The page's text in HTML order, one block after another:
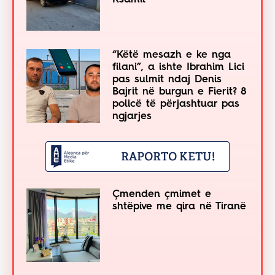
“Këtë mesazh e ke nga
filani”, a ishte Ibrahim Lici
pas sulmit ndaj Denis
Bajrit në burgun e Fierit? 8
policë të përjashtuar pas
ngjarjes
Çmenden çmimet e
shtëpive me qira në Tiranë